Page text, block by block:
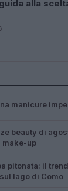
alla
manicure
beauty di
make-up
pitonata: il
lago di Como